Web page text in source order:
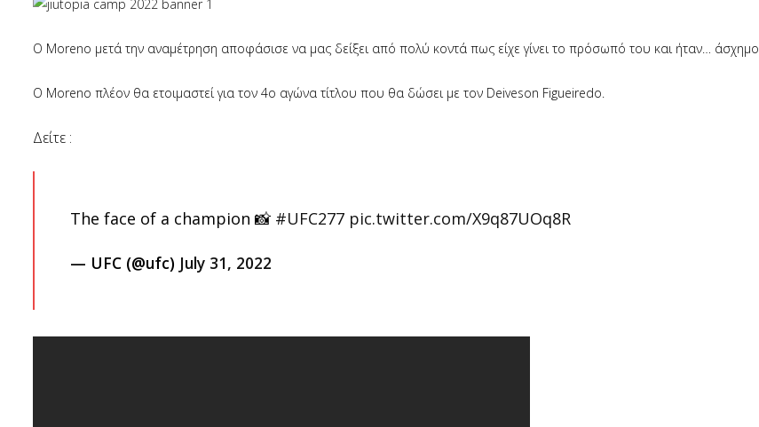
Ο Moreno μετά την αναμέτρηση αποφάσισε να μας δείξει από πολύ κοντά πως είχε γίνει το πρόσωπό του και ήταν… άσχημο.
Ο Moreno πλέον θα ετοιμαστεί για τον 4ο αγώνα τίτλου που θα δώσει με τον Deiveson Figueiredo.
Δείτε :
The face of a champion 📸 #UFC277 pic.twitter.com/X9q87UOq8R
— UFC (@ufc) July 31, 2022